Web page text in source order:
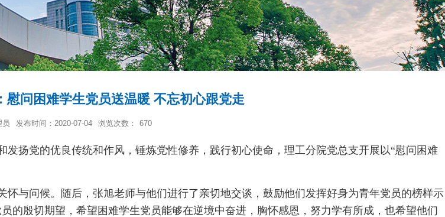
慰问困难学生党员送温暖 不忘初心跟党走
员 发布时间：2020-07-04 浏览次数： 670
扬党的优良传统和作风，锤炼党性修养，践行初心使命，理工分院党总支开展以“慰问困难
与问候。随后，张旭老师与他们进行了亲切地交谈，鼓励他们发挥好身为青年党员的榜样示
的殷切期望，希望困难学生党员能够在逆境中奋进，胸怀感恩，努力学有所成，也希望他们